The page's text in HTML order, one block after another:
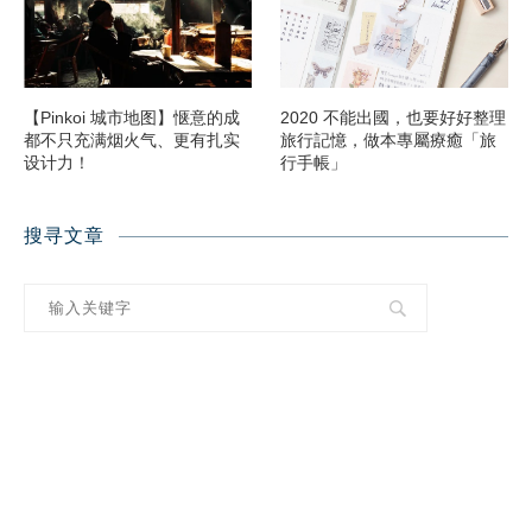
【Pinkoi 城市地图】惬意的成
都不只充满烟火气、更有扎实
设计力！
2020 不能出國，也要好好整理
旅行記憶，做本專屬療癒「旅
行手帳」
搜寻文章